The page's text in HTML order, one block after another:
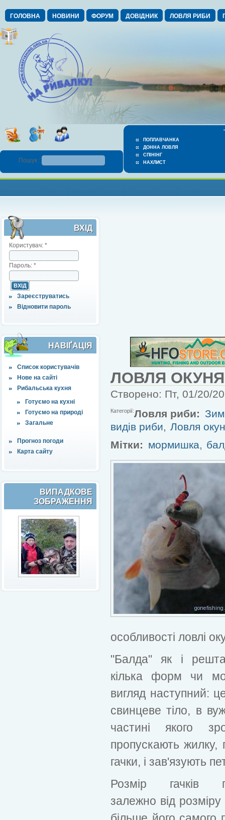
ГОЛОВНА НОВИНИ ФОРУМ ДОВІДНИК ЛОВЛЯ РИБИ
ПОПЛАВЧАНКА
ДОННА ЛОВЛЯ
СПІНІНГ
НАХЛИСТ
Пошук :
ВХІД
Користувач: *
Пароль: *
Зареєструватись
Відновити пароль
НАВІҐАЦІЯ
Список користувачів
Нове на сайті
Рибальська кухня
Готуємо на кухні
Готуємо на природі
Загальне
Прогноз погоди
Карта сайту
ВИПАДКОВЕ
ЗОБРАЖЕННЯ
ЛОВЛЯ
Створено: Пт, 01/20/
Категорії:Ловля риби:
видів риби, Ловля
Мітки: мормишка,
особливості ловлі
"Балда" як і
кілька форм чи
вигляд наступний:
свинцеве тіло, в
частині якого
пропускають жилку,
гачки, і зав'язують
Розмір гачків
залежно від розміру